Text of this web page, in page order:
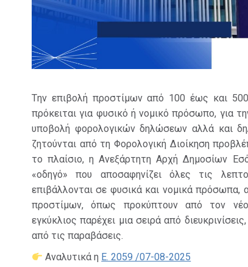
Tην επιβολή προστίμων από 100 έως και
πρόκειται για φυσικό ή νομικό πρόσωπο, για
υποβολή φορολογικών δηλώσεων αλλά και
ζητούνται από τη Φορολογική Διοίκηση
το πλαίσιο, η Ανεξάρτητη Αρχή Δημοσίων
«οδηγό» που αποσαφηνίζει όλες τις
επιβάλλονται σε φυσικά και νομικά πρόσωπα,
προστίμων, όπως προκύπτουν από τον
εγκύκλιος παρέχει μια σειρά από
από τις παραβάσεις.
Αναλυτικά η Ε. 2059 /07-08-2025